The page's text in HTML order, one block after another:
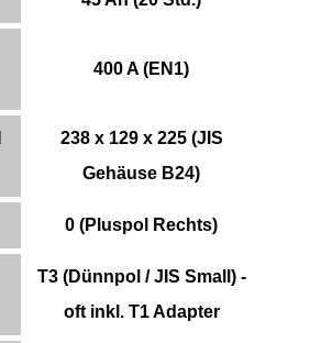
400 A (EN1)
238 x 129 x 225 (JIS
Gehäuse B24)
0 (Pluspol Rechts)
T3 (Dünnpol / JIS Small) -
oft inkl. T1 Adapter